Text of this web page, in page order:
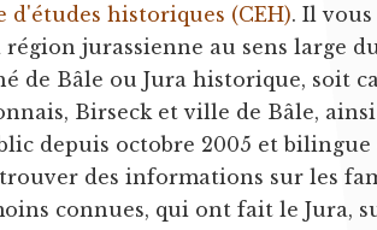
d'études historiques (CEH). Il
jurassienne au sens large
de Bâle ou Jura historique, soit
Birseck et ville de Bâle,
depuis octobre 2005 et bilingue
des informations sur les
connues, qui ont fait le Jura,